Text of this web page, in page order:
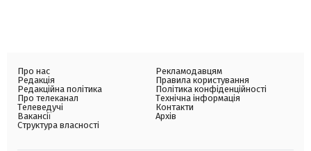
Про нас
Редакція
Редакційна політика
Про телеканал
Телеведучі
Вакансії
Структура власності
Рекламодавцям
Правила користування
Політика конфіденційності
Технічна інформація
Контакти
Архів